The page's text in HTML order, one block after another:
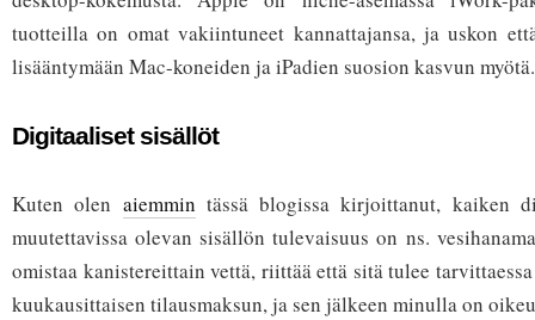
tuotteilla on omat vakiintuneet kannattajansa, ja uskon
lisääntymään Mac-koneiden ja iPadien suosion kasvun myötä.
Digitaaliset sisällöt
Kuten olen aiemmin tässä blogissa kirjoittanut, kaiken
muutettavissa olevan sisällön tulevaisuus on ns.
omistaa kanistereittain vettä, riittää että sitä tulee
kuukausittaisen tilausmaksun, ja sen jälkeen minulla on